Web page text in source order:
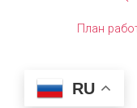
План
RU